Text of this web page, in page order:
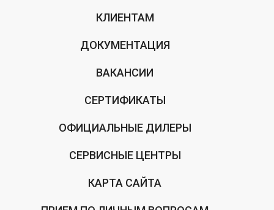
КЛИЕНТАМ
ДОКУМЕНТАЦИЯ
ВАКАНСИИ
СЕРТИФИКАТЫ
ОФИЦИАЛЬНЫЕ ДИЛЕРЫ
СЕРВИСНЫЕ ЦЕНТРЫ
КАРТА САЙТА